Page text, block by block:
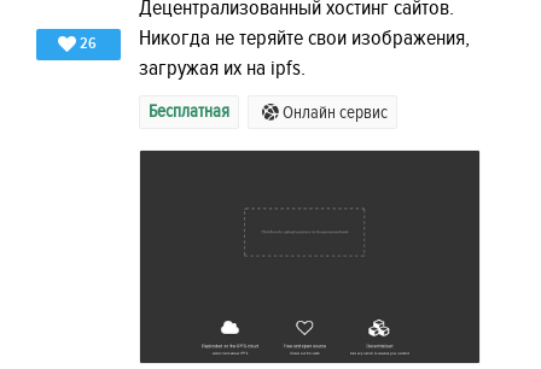
26
Децентрализованный хостинг сайтов.
Никогда не теряйте свои изображения,
загружая их на ipfs.
Бесплатная Онлайн сервис